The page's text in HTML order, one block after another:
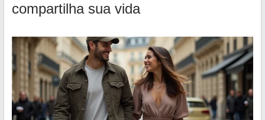
compartilha sua vida